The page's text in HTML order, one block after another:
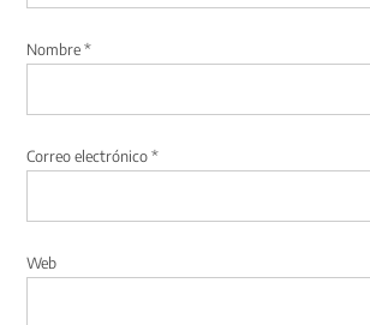
Nombre*
Correo electrónico*
Web